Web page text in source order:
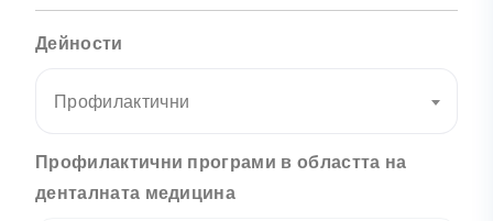
Дейности
Профилактични
Профилактични програми в областта на
денталната медицина